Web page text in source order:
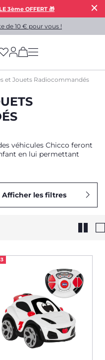
3ème OFFERT 🎁
de 10 € pour vous !
(has more options
et Jouets Radiocommandés
véhicules Chicco feront
en lui permettant
Afficher les filtres